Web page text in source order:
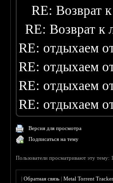
RE: Возврат
RE: Возврат к
RE: отдыхаем
RE: отдыхаем
RE: отдыхаем
RE: отдыхаем
Версия для просмотра
Подписаться на тему
Пользователи просматривают эту тему:
|Обратная связь |Metal Torrent